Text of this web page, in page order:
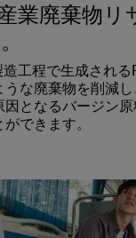
業廃棄物リ
工程で生成され
な廃棄物を削減
因となるバージン
できます。